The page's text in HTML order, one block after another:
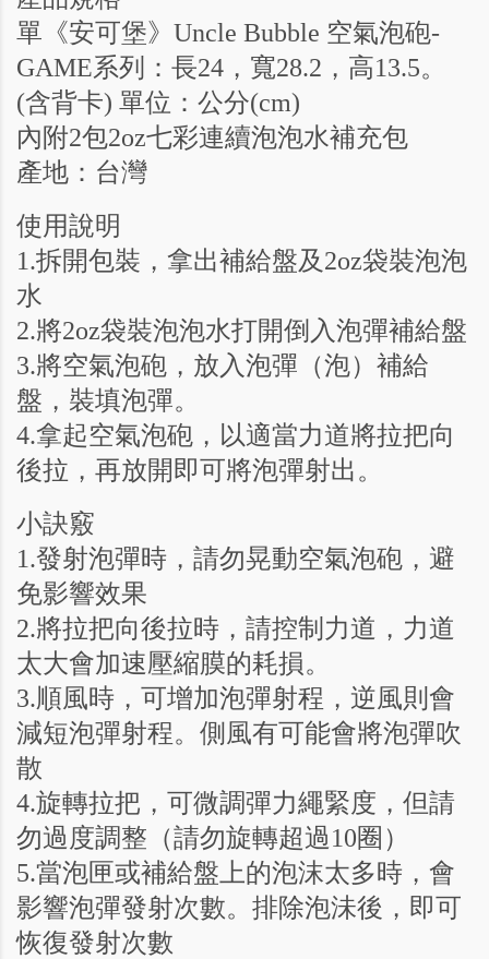
單《安可堡》Uncle Bubble 空氣泡砲-
GAME系列：長24，寬28.2，高13.5。
(含背卡) 單位：公分(cm)
內附2包2oz七彩連續泡泡水補充包
產地：台灣
使用說明
1.拆開包裝，拿出補給盤及2oz袋裝泡泡
水
2.將2oz袋裝泡泡水打開倒入泡彈補給盤
3.將空氣泡砲，放入泡彈（泡）補給
盤，裝填泡彈。
4.拿起空氣泡砲，以適當力道將拉把向
後拉，再放開即可將泡彈射出。
小訣竅
1.發射泡彈時，請勿晃動空氣泡砲，避
免影響效果
2.將拉把向後拉時，請控制力道，力道
太大會加速壓縮膜的耗損。
3.順風時，可增加泡彈射程，逆風則會
減短泡彈射程。側風有可能會將泡彈吹
散
4.旋轉拉把，可微調彈力繩緊度，但請
勿過度調整（請勿旋轉超過10圈）
5.當泡匣或補給盤上的泡沫太多時，會
影響泡彈發射次數。排除泡沬後，即可
恢復發射次數